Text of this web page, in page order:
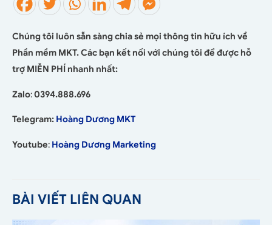
Chúng tôi luôn sẵn sàng chia sẻ mọi thông tin hữu ích về
Phần mềm MKT. Các bạn kết nối với chúng tôi để được hỗ
trợ MIỄN PHÍ nhanh nhất:
Zalo:0394.888.696
Telegram: Hoàng Dương MKT
Youtube: Hoàng Dương Marketing
BÀI VIẾT LIÊN QUAN